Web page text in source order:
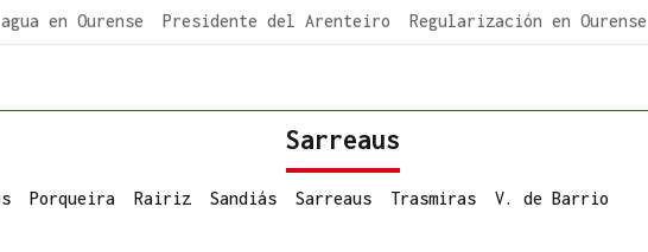
en Ourense Presidente del Arenteiro Regularización en Ourense
Sarreaus
Porqueira Rairiz Sandiás Sarreaus Trasmiras V. de Barrio